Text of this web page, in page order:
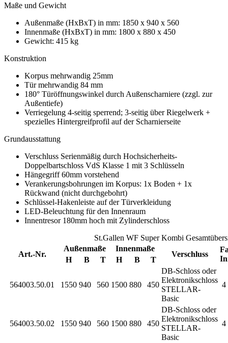
Maße und Gewicht
Außenmaße (HxBxT) in mm: 1850 x 940 x 560
Innenmaße (HxBxT) in mm: 1800 x 880 x 450
Gewicht: 415 kg
Konstruktion
Korpus mehrwandig 25mm
Tür mehrwandig 84 mm
180° Türöffnungswinkel durch Außenscharniere (zzgl. zur
Außentiefe)
Verriegelung 4-seitig sperrend; 3-seitig über Riegelwerk +
spezielles Hintergreifprofil auf der Scharnierseite
Grundausstattung
Verschluss Serienmäßig durch Hochsicherheits-
Doppelbartschloss VdS Klasse 1 mit 3 Schlüsseln
Hängegriff 60mm vorstehend
Verankerungsbohrungen im Korpus: 1x Boden + 1x
Rückwand (nicht durchgebohrt)
Schlüssel-Hakenleiste auf der Türverkleidung
LED-Beleuchtung für den Innenraum
Innentresor 180mm hoch mit Zylinderschloss
St.Gallen WF Super Kombi
Art.-Nr.
Außenmaße Innenmaße
Verschluss
H B T H B T
564003.50.01 1550 940 560 1500 880 450
DB-Schloss oder
Elektronikschloss
STELLAR-
Basic
4
564003.50.02 1550 940 560 1500 880 450
DB-Schloss oder
Elektronikschloss
STELLAR-
Basic
4